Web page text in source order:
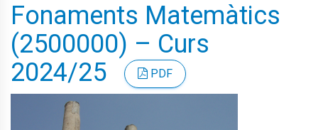
Fonaments Matemàtics
(2500000) – Curs
2024/25
PDF